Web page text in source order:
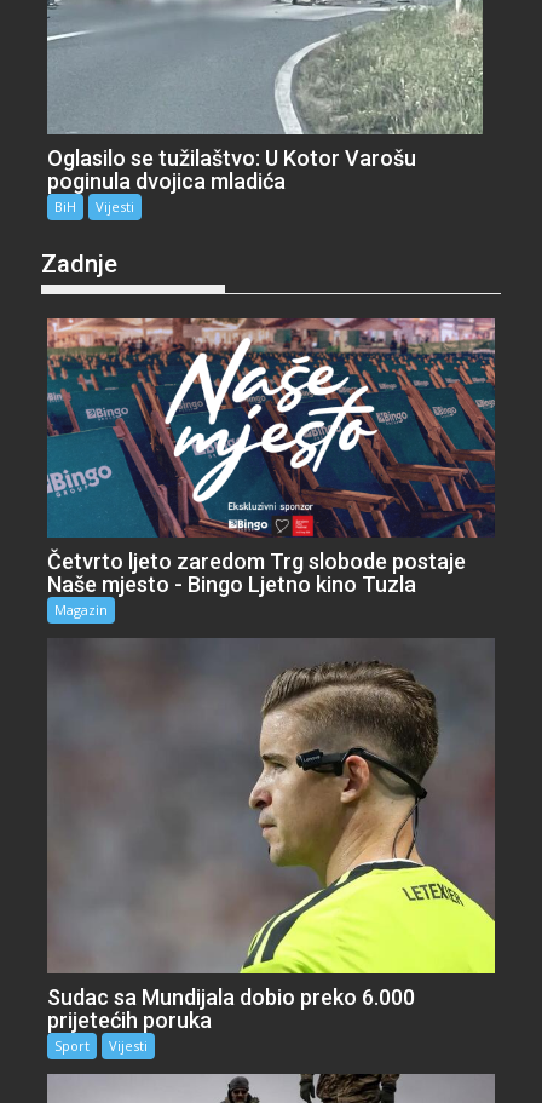
Oglasilo se tužilaštvo: U Kotor Varošu
poginula dvojica mladića
BiH Vijesti
Zadnje
Četvrto ljeto zaredom Trg slobode postaje
Naše mjesto - Bingo Ljetno kino Tuzla
Magazin
Sudac sa Mundijala dobio preko 6.000
prijetećih poruka
Sport Vijesti